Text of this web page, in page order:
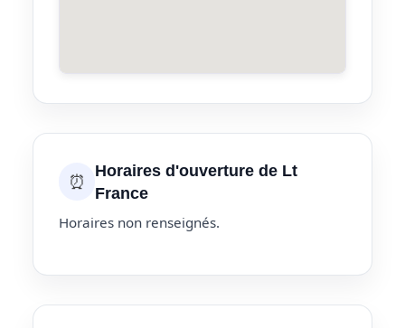
⏰
Horaires d'ouverture de Lt
France
Horaires non renseignés.